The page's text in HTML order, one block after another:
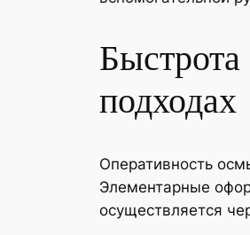
подходах
Оперативность
Элементарные
осуществляется